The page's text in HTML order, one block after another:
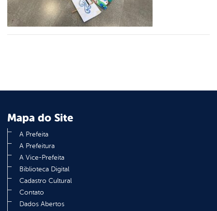
Mapa do Site
A Prefeita
A Prefeitura
A Vice-Prefeita
Biblioteca Digital
Cadastro Cultural
Contato
Dados Abertos